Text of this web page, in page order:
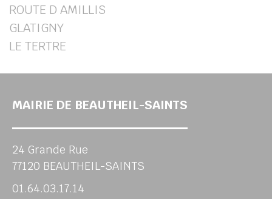
ROUTE D AMILLIS
GLATIGNY
LE TERTRE
MAIRIE DE BEAUTHEIL-SAINTS
24 Grande Rue
77120 BEAUTHEIL-SAINTS
01.64.03.17.14